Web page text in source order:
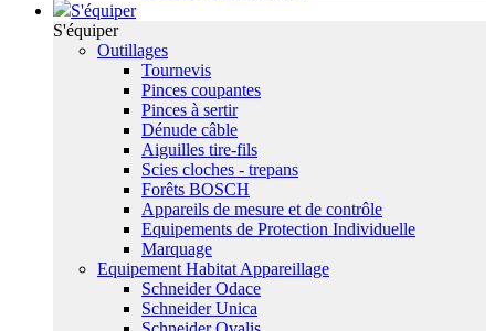
S'équiper
S'équiper
Outillages
Tournevis
Pinces coupantes
Pinces à sertir
Dénude câble
Aiguilles tire-fils
Scies cloches - trepans
Forêts BOSCH
Appareils de mesure et de contrôle
Equipements de Protection Individuelle
Marquage
Equipement Habitat Appareillage
Schneider Odace
Schneider Unica